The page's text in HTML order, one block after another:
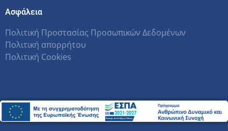
Ασφάλεια
Πολιτική Προστασίας Προσωπικών Δεδομένων
Πολιτική απορρήτου
Πολιτική Cookies